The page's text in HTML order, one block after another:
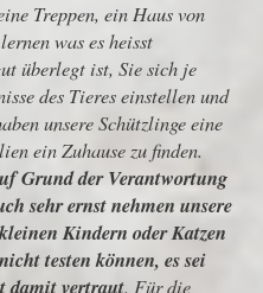
Treppen, ein Haus von
was es heisst
überlegt ist, Sie sich je
des Tieres einstellen und
unsere Schützlinge eine
ein Zuhause zu finden.
Grund der Verantwortung
sehr ernst nehmen unsere
Kindern oder Katzen
testen können, es sei
damit vertraut. Für die